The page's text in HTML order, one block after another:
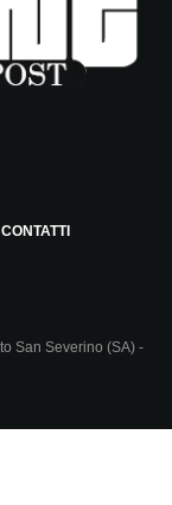
CONTATTI
San Severino (SA) -